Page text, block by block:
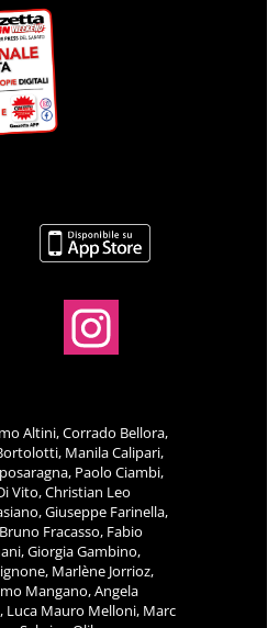
Altini, Corrado Bellora,
Manila Calipari,
Paolo Ciambi,
Vito, Christian Leo
Giuseppe Farinella,
Fracasso, Fabio
Giorgia Gambino,
Marlène Jorrioz,
Mangano, Angela
Luca Mauro Melloni, Marc